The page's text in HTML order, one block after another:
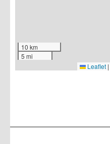
10 km
5 mi
Leaflet |